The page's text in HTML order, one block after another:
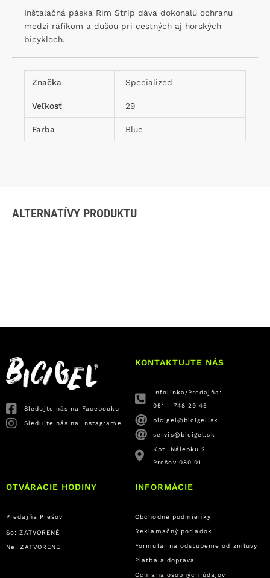
Inštalačná páska Rim Strip dáva dokonalú ochranu
medzi ráfikom a dušou pri cestných aj horských
bicykloch.
Značka Specialized
Veľkosť 29
Farba Blue
ALTERNATÍVY PRODUKTU
Sledujte nás na Facebooku
Sledujte nás na Instagrame
KONTAKTUJTE NÁS
Infolinka/Predajňa:
051 - 748 29 45
bicigel@bicigel.sk
servis@bicigel.sk
Kpt. Nálepku 2
Prešov 080 01
OTVÁRACIE HODINY
Predajňa Prešov
So: ZATVORENÉ
Ne: ZATVORENÉ
INFORMÁCIE
Obchodné podmienky
Reklamačný poriadok
Formulár na odstúpenie od zmluvy
Platba a doprava
Ochrana osobných údajov